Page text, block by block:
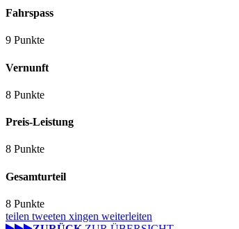
Fahrspass
9 Punkte
Vernunft
8 Punkte
Preis-Leistung
8 Punkte
Gesamturteil
8 Punkte
teilen tweeten xingen weiterleiten